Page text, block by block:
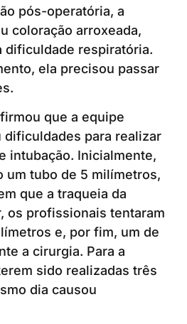
pós-operatória, a
coloração arroxeada,
dificuldade respiratória.
ela precisou passar
que a equipe
dificuldades para realizar
intubação. Inicialmente,
um tubo de 5 milímetros,
que a traqueia da
os profissionais tentaram
e, por fim, um de
a cirurgia. Para a
sido realizadas três
dia causou